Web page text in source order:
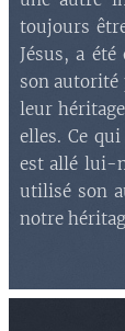
toujours
Jésus, a
son autorité
leur
elles. Ce
est allé lui-
utilisé son
notre